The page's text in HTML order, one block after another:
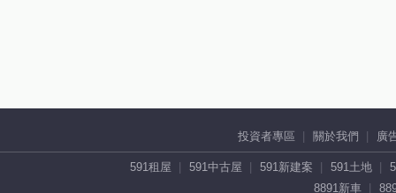
投資者專區 關於我們 廣
591租屋 591中古屋 591新建案 591土地
8891新車